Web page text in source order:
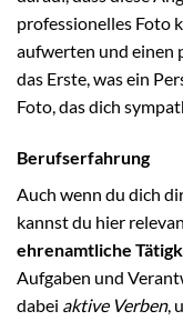
professionelles Foto
aufwerten und einen
das Erste, was ein
Foto, das dich
Berufserfahrung
Auch wenn du dich
kannst du hier
ehrenamtliche
Aufgaben und
dabei aktive Verben,